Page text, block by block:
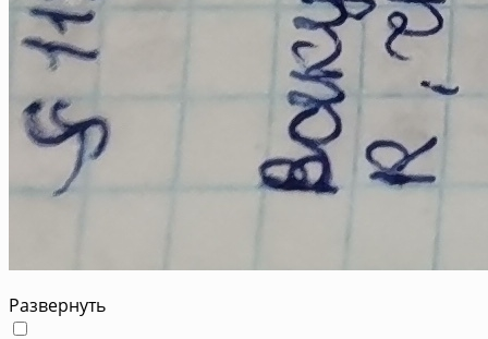
Развернуть